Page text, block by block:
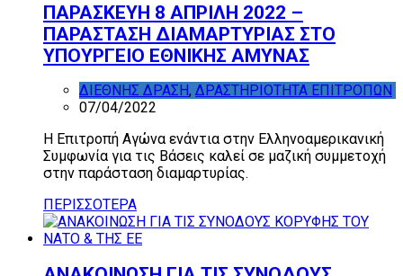
ΠΑΡΑΣΚΕΥΗ 8 ΑΠΡΙΛΗ 2022 –
ΠΑΡΑΣΤΑΣΗ ΔΙΑΜΑΡΤΥΡΙΑΣ ΣΤΟ
ΥΠΟΥΡΓΕΙΟ ΕΘΝΙΚΗΣ ΑΜΥΝΑΣ
ΔΙΕΘΝΗΣ ΔΡΑΣΗ, ΔΡΑΣΤΗΡΙΟΤΗΤΑ ΕΠΙΤΡΟΠΩΝ
07/04/2022
Η Επιτροπή Αγώνα ενάντια στην Ελληνοαμερικανική
Συμφωνία για τις Βάσεις καλεί σε μαζική συμμετοχή
στην παράσταση διαμαρτυρίας.
ΠΕΡΙΣΣΟΤΕΡΑ